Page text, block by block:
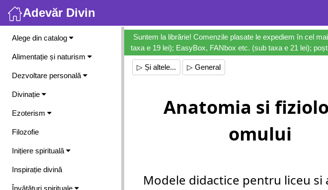
Adevăr Divin
Meniu
Alege din catalog
Alimentație și naturism
Dezvoltare personală
Divinație
Ezoterism
Filozofie
Inițiere spirituală
Inspirație divină
Învățături spirituale
Suntem la librărie! Comenzile plasate le expediem în cel
taxa e 19 lei); EasyBox, FANbox etc. (sub taxa e 21 lei);
▷ Și altele... ▷ General
Anatomia si
omului
Modele didactice pentru liceu si